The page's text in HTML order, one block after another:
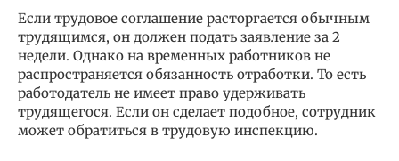
Если трудовое соглашение расторгается обычным
трудящимся, он должен подать заявление за 2
недели. Однако на временных работников не
распространяется обязанность отработки. То есть
работодатель не имеет право удерживать
трудящегося. Если он сделает подобное, сотрудник
может обратиться в трудовую инспекцию.